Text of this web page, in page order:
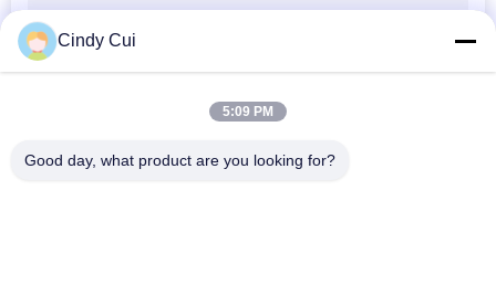
Cindy Cui
5:09 PM
Good day, what product are you looking for?